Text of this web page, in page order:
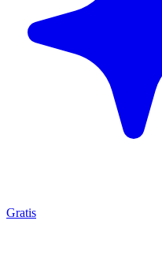
Gratis